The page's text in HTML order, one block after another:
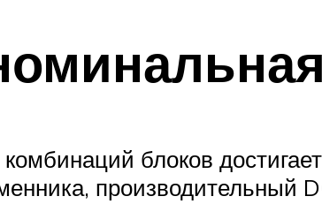
блоков
производительный